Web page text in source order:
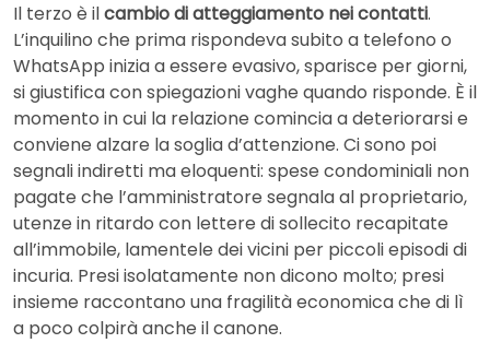
Il terzo è ilcambio di atteggiamento nei contatti.
L’inquilino che prima rispondeva subito a telefono o
WhatsApp inizia a essere evasivo, sparisce per giorni,
si giustifica con spiegazioni vaghe quando risponde. È il
momento in cui la relazione comincia a deteriorarsi e
conviene alzare la soglia d’attenzione. Ci sono poi
segnali indiretti ma eloquenti: spese condominiali non
pagate che l’amministratore segnala al proprietario,
utenze in ritardo con lettere di sollecito recapitate
all’immobile, lamentele dei vicini per piccoli episodi di
incuria. Presi isolatamente non dicono molto; presi
insieme raccontano una fragilità economica che di lì
a poco colpirà anche il canone.